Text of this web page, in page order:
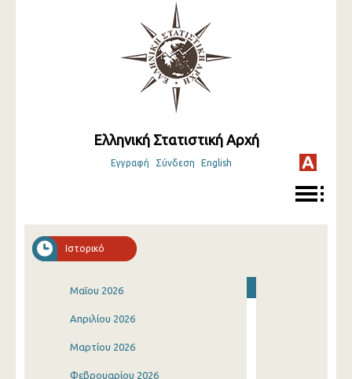
Ελληνική Στατιστική Αρχή
Εγγραφή Σύνδεση English
Ιστορικό
Μαΐου 2026
Απριλίου 2026
Μαρτίου 2026
Φεβρουαρίου 2026